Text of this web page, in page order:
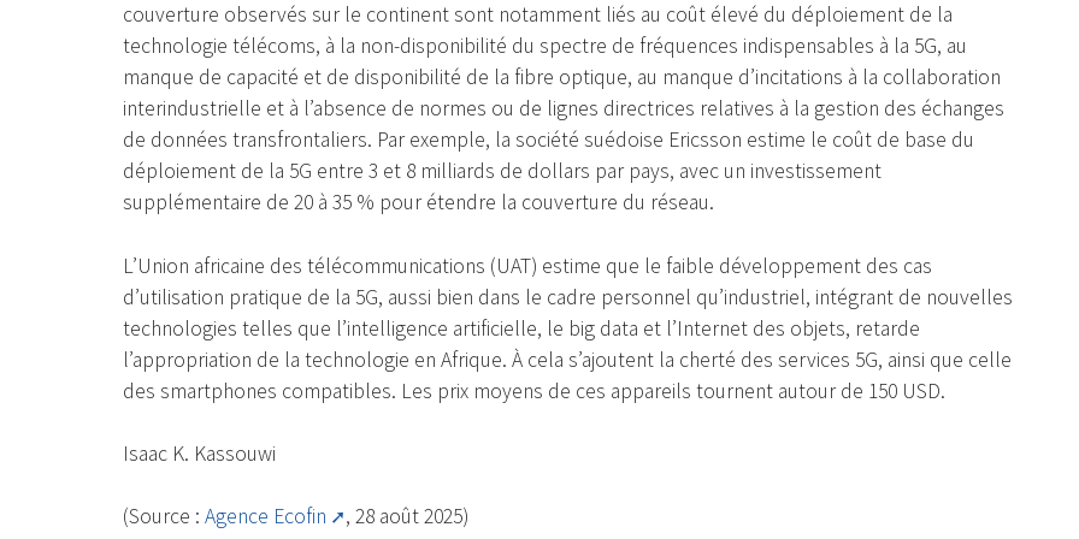
couverture observés sur le continent sont notamment liés au coût élevé du déploiement de la
technologie télécoms, à la non-disponibilité du spectre de fréquences indispensables à la 5G, au
manque de capacité et de disponibilité de la fibre optique, au manque d’incitations à la collaboration
interindustrielle et à l’absence de normes ou de lignes directrices relatives à la gestion des échanges
de données transfrontaliers. Par exemple, la société suédoise Ericsson estime le coût de base du
déploiement de la 5G entre 3 et 8 milliards de dollars par pays, avec un investissement
supplémentaire de 20 à 35 % pour étendre la couverture du réseau.
L’Union africaine des télécommunications (UAT) estime que le faible développement des cas
d’utilisation pratique de la 5G, aussi bien dans le cadre personnel qu’industriel, intégrant de nouvelles
technologies telles que l’intelligence artificielle, le big data et l’Internet des objets, retarde
l’appropriation de la technologie en Afrique. À cela s’ajoutent la cherté des services 5G, ainsi que celle
des smartphones compatibles. Les prix moyens de ces appareils tournent autour de 150 USD.
Isaac K. Kassouwi
(Source : Agence Ecofin , 28 août 2025)